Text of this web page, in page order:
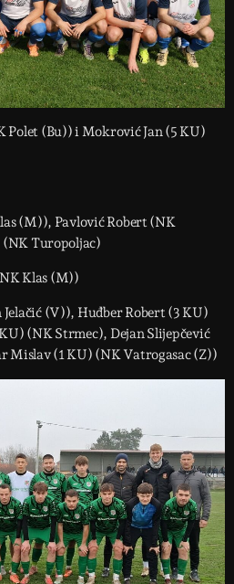
Polet (Bu)) i Mokrović Jan (5 KU)
(M)), Pavlović Robert (NK
Turopoljac)
Klas (M))
(V)), Huđber Robert (3 KU)
(NK Strmec), Dejan Slijepčević
Mislav (1 KU) (NK Vatrogasac (Z))